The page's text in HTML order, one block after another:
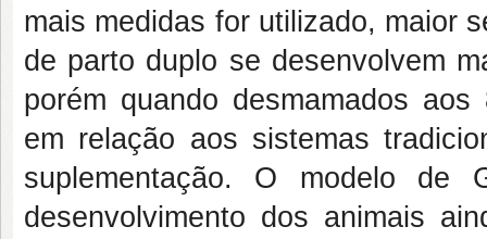
mais medidas for utilizado, maior
de parto duplo se desenvolvem
porém quando desmamados
em relação aos sistemas
suplementação. O modelo de
desenvolvimento dos animais